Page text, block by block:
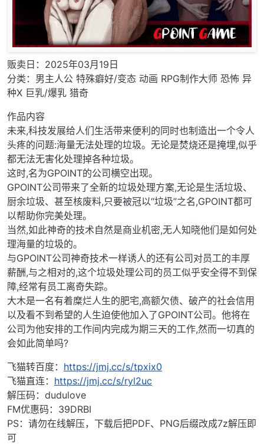
贩卖日：2025年03月19日
分类：男主人公 特殊癖好/变态 动画 RPG制作大师 恐怖 异
种X 巨乳/爆乳 猎奇
作品内容
未来,科技发展给人们生活带来便利的同时也制造出一个令人
头疼的问题:海量无法处理的垃圾。无论是焚烧还是掩埋,似乎
都无法无害化处理掉各种垃圾。
这时,名为GPOINT的公司横空出现。
GPOINT公司带来了全新的垃圾处理方案,无论是生活垃圾、
厨余垃圾、甚至核废料,只要被冠以“垃圾”之名,GPOINT都可
以帮助你完美处理。
当然,如此神奇的技术自然是商业机密,无人知晓他们是如何处
理海量的垃圾的。
与GPOINT公司神奇技术一样诱人的还有公司对员工的丰厚
薪酬,与之相对的,这个垃圾处理公司的员工似乎安全得不到保
障,经常有员工离奇失踪。
大木是一名有着糜烂人生的肥宅,高额欠债、破产的社会信用
以及看不到希望的人生迫使他加入了GPOINT公司。他将在
公司为他安排的工作间内完成为期三天的工作,然而一切真的
会如此简单吗?
飞猫转百度： https://jmj.cc/s/tpxix0
飞猫直连： https://jmj.cc/s/ryl2uc
解压码：dudulove
FM优惠码：39DRBI
PS：请勿在线解压，下载后把PDF、PNG后缀改成7z解压即
可